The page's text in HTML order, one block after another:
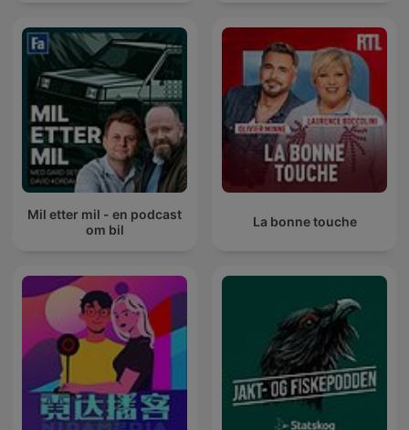
Mil etter mil - en podcast
om bil
La bonne touche